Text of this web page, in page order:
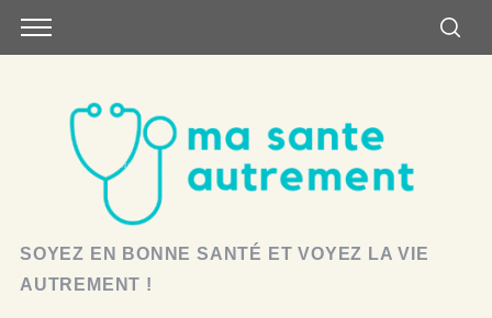
SOYEZ EN BONNE SANTÉ ET VOYEZ LA VIE
AUTREMENT !